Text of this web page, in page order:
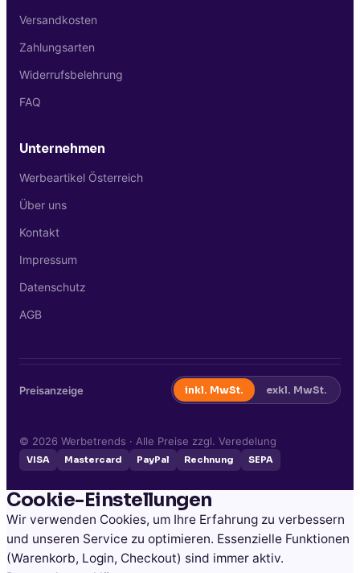
Versandkosten
Zahlungsarten
Widerrufsbelehrung
FAQ
Unternehmen
Werbeartikel Österreich
Über uns
Kontakt
Impressum
Datenschutz
AGB
Preisanzeige inkl. MwSt. exkl. MwSt.
© 2026 Werbetrends · Alle Preise zzgl. Veredelung
VISA Mastercard PayPal Rechnung SEPA
Cookie-Einstellungen
Wir verwenden Cookies, um Ihre Erfahrung zu verbessern
und unseren Service zu optimieren. Essenzielle Funktionen
(Warenkorb, Login, Checkout) sind immer aktiv.